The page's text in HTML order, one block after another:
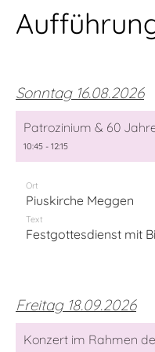
Sonntag 16.08.2026
Patrozinium & 60
10:45 - 12:15
Ort
Piuskirche Meggen
Text
Festgottesdienst mit
Freitag 18.09.2026
Konzert im Rahmen